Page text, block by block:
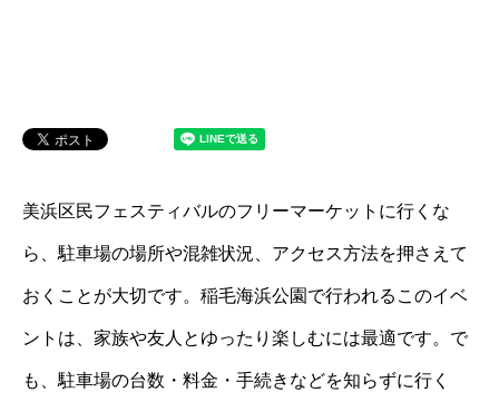
美浜区民フェスティバルのフリーマーケットに行くな
ら、駐車場の場所や混雑状況、アクセス方法を押さえて
おくことが大切です。稲毛海浜公園で行われるこのイベ
ントは、家族や友人とゆったり楽しむには最適です。で
も、駐車場の台数・料金・手続きなどを知らずに行く